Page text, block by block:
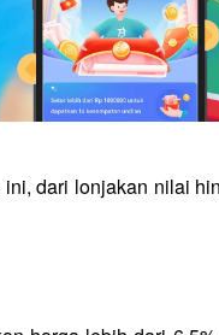
dari lonjakan nilai